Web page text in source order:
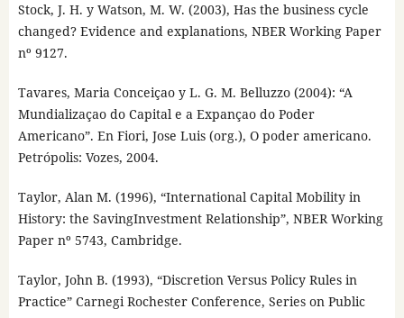
Stock, J. H. y Watson, M. W. (2003), Has the business cycle
changed? Evidence and explanations, NBER Working Paper
nº 9127.
Tavares, Maria Conceiçao y L. G. M. Belluzzo (2004): “A
Mundializaçao do Capital e a Expançao do Poder
Americano”. En Fiori, Jose Luis (org.), O poder americano.
Petrópolis: Vozes, 2004.
Taylor, Alan M. (1996), “International Capital Mobility in
History: the SavingInvestment Relationship”, NBER Working
Paper nº 5743, Cambridge.
Taylor, John B. (1993), “Discretion Versus Policy Rules in
Practice” Carnegi Rochester Conference, Series on Public